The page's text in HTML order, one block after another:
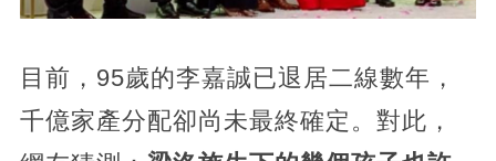
目前，95歲的李嘉誠已退居二線數年，
千億家產分配卻尚未最終確定。對此，